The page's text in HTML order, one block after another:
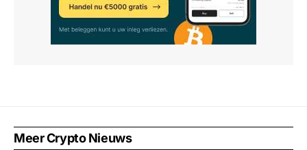
Meer Crypto Nieuws